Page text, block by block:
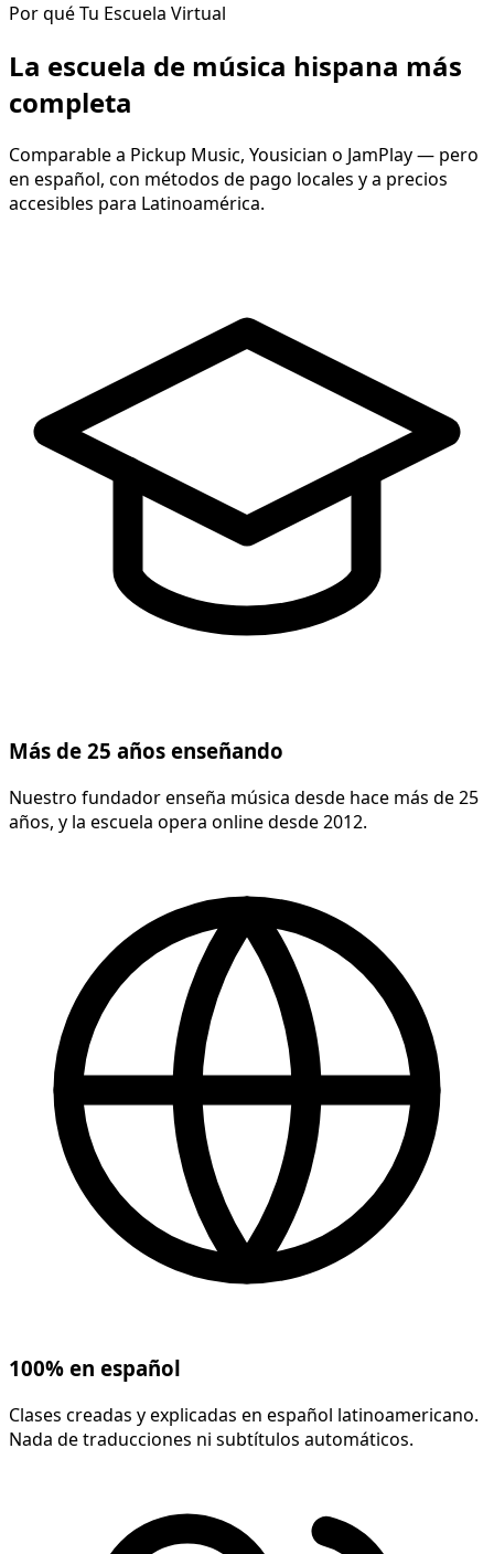
Por qué Tu Escuela Virtual
La escuela de música hispana más
completa
Comparable a Pickup Music, Yousician o JamPlay — pero
en español, con métodos de pago locales y a precios
accesibles para Latinoamérica.
Más de 25 años enseñando
Nuestro fundador enseña música desde hace más de 25
años, y la escuela opera online desde 2012.
100% en español
Clases creadas y explicadas en español latinoamericano.
Nada de traducciones ni subtítulos automáticos.